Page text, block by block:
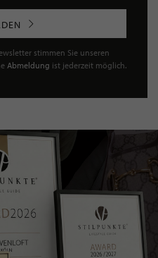
stimmen Sie unseren
Abmeldung ist jederzeit möglich.